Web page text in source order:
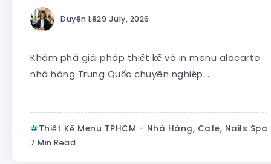
Duyên Lê29 July, 2026
Khám phá giải pháp thiết kế và in menu alacarte
nhà hàng Trung Quốc chuyên nghiệp...
Thiết Kế Menu TPHCM - Nhà Hàng, Cafe, Nails Spa
7 Min Read